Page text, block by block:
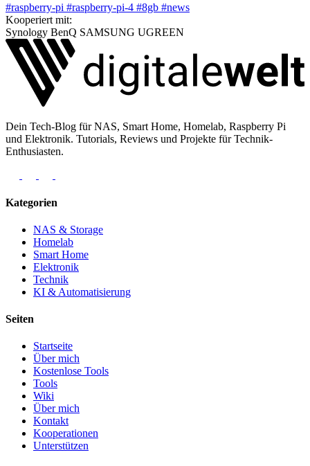
#raspberry-pi #raspberry-pi-4 #8gb #news
Kooperiert mit:
Synology BenQ SAMSUNG UGREEN
Dein Tech-Blog für NAS, Smart Home, Homelab, Raspberry Pi
und Elektronik. Tutorials, Reviews und Projekte für Technik-
Enthusiasten.
Kategorien
NAS & Storage
Homelab
Smart Home
Elektronik
Technik
KI & Automatisierung
Seiten
Startseite
Über mich
Kostenlose Tools
Tools
Wiki
Über mich
Kontakt
Kooperationen
Unterstützen